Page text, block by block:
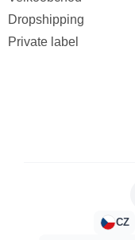
Dropshipping
Private label
CZ